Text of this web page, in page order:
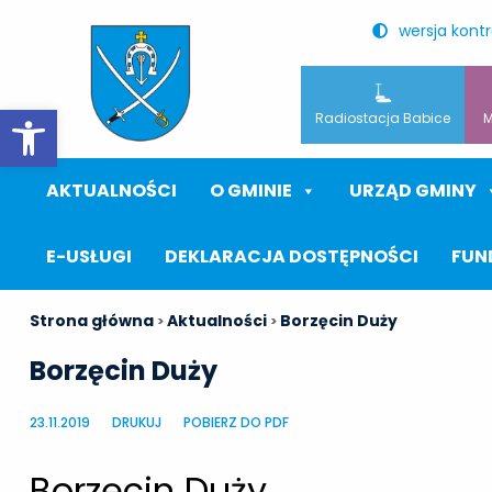
Otwórz pasek narzędzi
wersja
Radiostacja Babice
AKTUALNOŚCI O GMINIE URZĄD GMINY
E-USŁUGI DEKLARACJA DOSTĘPNOŚCI
Strona główna >Aktualności > Borzęcin Duży
Borzęcin Duży
23.11.2019 DRUKUJ POBIERZ DO PDF